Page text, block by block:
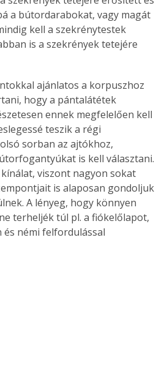
a bútordarabokat, vagy magát
kell a szekrénytestek
is a szekrények tetejére
hogy a pántalátétek
ennek megfelelően kell
teszik a régi
sorban az ajtókhoz,
is kell választani.
viszont nagyon sokat
is alaposan gondoljuk
A lényeg, hogy könnyen
terheljék túl pl. a fiókelőlapot,
és némi felfordulással